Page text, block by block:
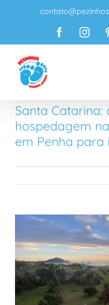
conteúdo
Facebook
Santa Catarina:
hospedagem
em Penha